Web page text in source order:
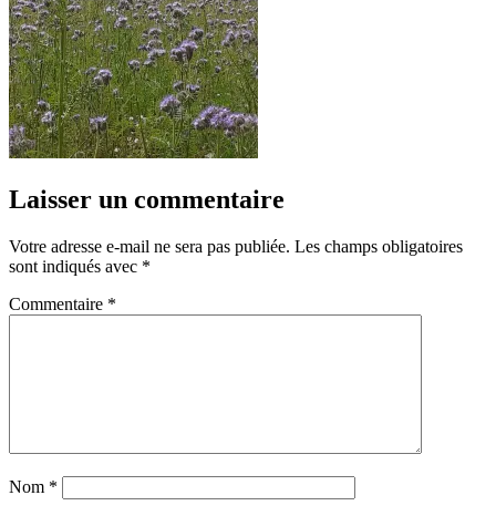
Laisser un commentaire
Votre adresse e-mail ne sera pas publiée. Les champs obligatoires
sont indiqués avec *
Commentaire *
Nom *